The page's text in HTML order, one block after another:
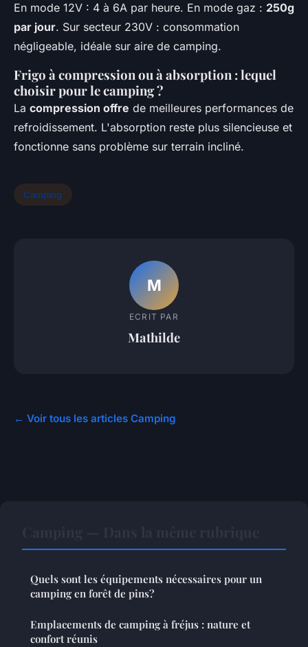
En mode 12V : 4 à 6A par heure. En mode gaz : 250g
par jour. Sur secteur 230V : consommation
négligeable, idéale sur aire de camping.
Frigo à compression ou à absorption : lequel
choisir pour le camping ?
La compression offre de meilleures performances de
refroidissement. L'absorption reste plus silencieuse et
fonctionne sans problème sur terrain incliné.
Camping
M
ECRIT PAR
Mathilde
← Voir tous les articles Camping
Quels sont les équipements nécessaires pour un
camping en forêt de pins?
Emplacements de camping à fréjus : nature et
confort réunis